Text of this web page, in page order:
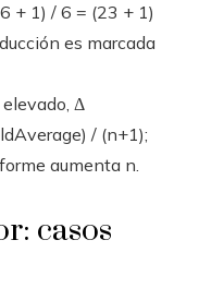
+ 1) / 6 = (23 + 1)
es marcada
Δ
/ (n+1);
aumenta n.
casos